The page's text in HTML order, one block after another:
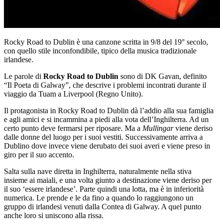
Rocky Road to Dublin è una canzone scritta in 9/8 del 19° secolo,
con quello stile inconfondibile, tipico della musica tradizionale
irlandese.
Le parole di Rocky Road to Dublin sono di DK Gavan, definito
“Il Poeta di Galway”, che descrive i problemi incontrati durante il
viaggio da Tuam a Liverpool (Regno Unito).
Il protagonista in Rocky Road to Dublin dà l’addio alla sua famiglia
e agli amici e si incammina a piedi alla vota dell’Inghilterra. Ad un
certo punto deve fermarsi per riposare. Ma a Mullingarviene deriso
dalle donne del luogo per i suoi vestiti. Successivamente arriva a
Dublino dove invece viene derubato dei suoi averi e viene preso in
giro per il suo accento.
Salta sulla nave diretta in Inghilterra, naturalmente nella stiva
insieme ai maiali, e una volta giunto a destinazione viene deriso per
il suo ‘essere irlandese’. Parte quindi una lotta, ma è in inferiorità
numerica. Le prende e le da fino a quando lo raggiungono un
gruppo di irlandesi venuti dalla Contea di Galway. A quel punto
anche loro si uniscono alla rissa.